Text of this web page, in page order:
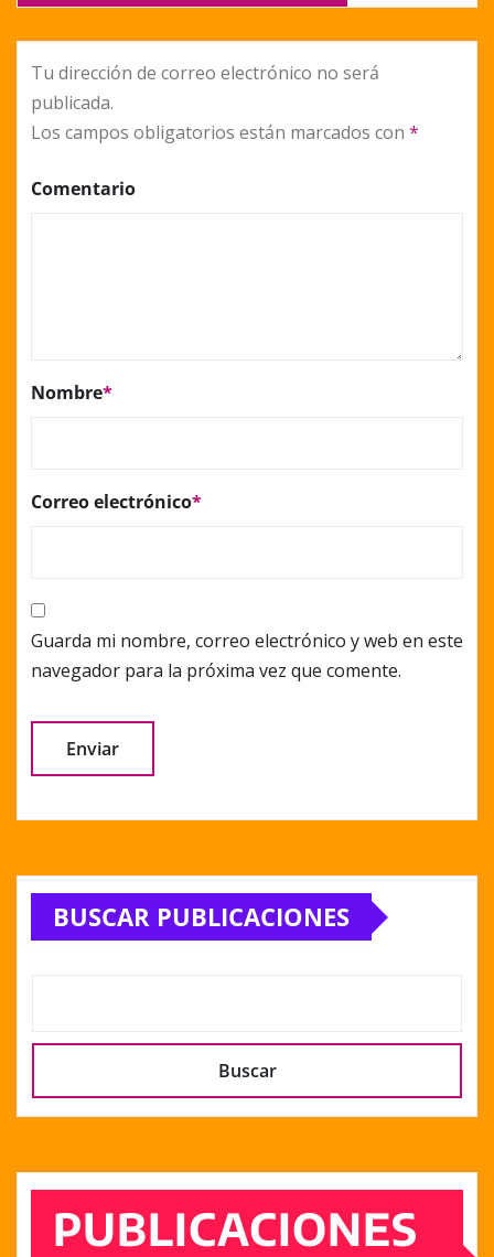
Tu dirección de correo electrónico no será
publicada.
Los campos obligatorios están marcados con *
Comentario
Nombre*
Correo electrónico*
Guarda mi nombre, correo electrónico y web en este
navegador para la próxima vez que comente.
Alternative:
BUSCAR PUBLICACIONES
Buscar
PUBLICACIONES